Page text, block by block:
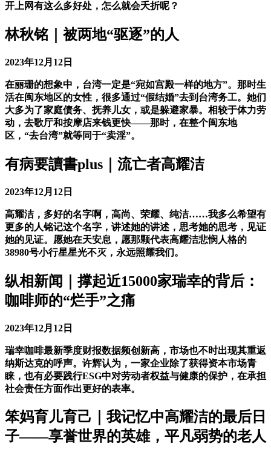
开上网有这么多好处，怎么就会夭折呢？
林秋铭｜被两地“驱逐”的人
2023年12月12日
在丽珊的想象中，台湾一定是“宛如宫殿一样的地方”。那时生
活在闽东地区的女性，很多通过“假结婚”去到台湾务工。她们
大多为了家庭债务、抚养儿女，或是躲避家暴。相较于体力劳
动，去歌厅和按摩店来钱更快——那时，在整个闽东地
区，“去台湾”就等同于“卖淫”。
有病要讀書plus｜流亡者高耀洁
2023年12月12日
高耀洁，多好的名字啊，高尚、荣耀、纯洁……我多么希望有
更多的人铭记这个名字，讲述她的讲述，思考她的思考，见证
她的见证。愿她在天安息，愿那颗代表高耀洁悲悯人格的
38980号小行星星光不灭，永远照耀我们。
纵相新闻｜撑起近15000家瑞幸的背后：
咖啡师的“烂手”之痛
2023年12月12日
瑞幸咖啡最新季度财报数据频创新高，市场也不时出现其重返
纳斯达克的呼声。许辉认为，一家企业除了获得资本市场青
睐，也有必要践行ESG中对劳动者权益与健康的保护，在承担
社会责任方面作出更好的表率。
笨妈育儿育己｜我记忆中高耀洁的最后日
子——享誉世界的英雄，平凡弱势的老人